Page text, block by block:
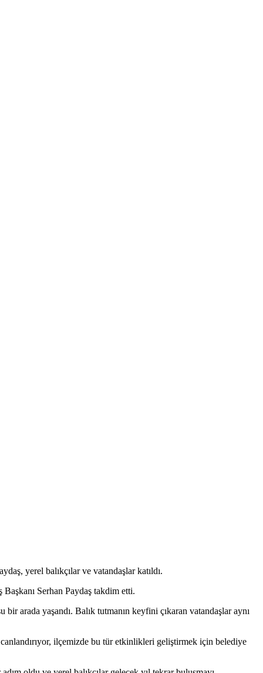
yerel balıkçılar ve vatandaşlar katıldı.
Serhan Paydaş takdim etti.
arada yaşandı. Balık tutmanın keyfini çıkaran vatandaşlar aynı
ilçemizde bu tür etkinlikleri geliştirmek için belediye